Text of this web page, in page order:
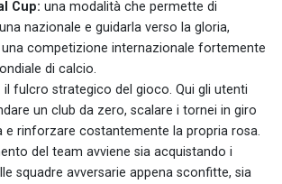
Cup: una modalità che permette di
nazionale e guidarla verso la gloria,
una competizione internazionale fortemente
di calcio.
il fulcro strategico del gioco. Qui gli utenti
un club da zero, scalare i tornei in giro
e rinforzare costantemente la propria rosa.
del team avviene sia acquistando i
squadre avversarie appena sconfitte, sia